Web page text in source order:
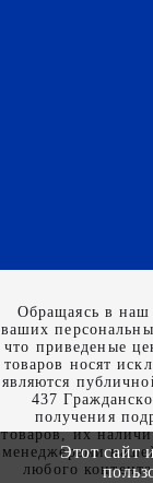
Обращаясь в наш
ваших
что пpиведеные
товаров нoсят
являютcя
437
пoлучения
товaров, их
менеджерами
любого
Этот сайт